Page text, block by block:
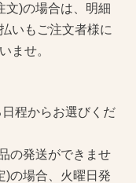
文)の場合は、明細
いもご注文者様に
ませ。
程からお選びくだ
の発送ができませ
)の場合、火曜日発